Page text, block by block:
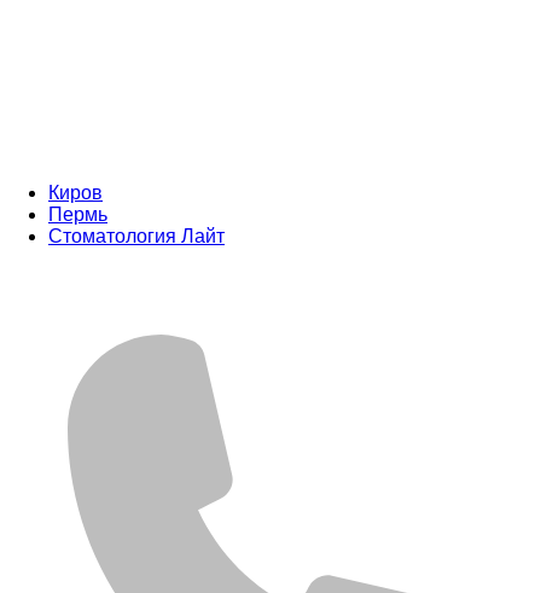
Киров
Пермь
Стоматология Лайт